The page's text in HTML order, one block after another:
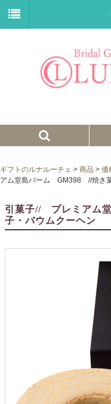
プチギフト
ウェイトドール
子育て卒業証書
引出物ギフト
カタログギフト
ギフトのルナルーチェ > 商品 > 価
アム堂島バーム GM398 //焼き
引菓子// プレミアム
子・バウムクーヘン